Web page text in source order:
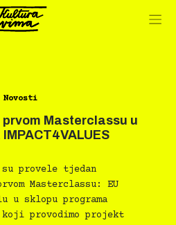
Novosti
Masterclassu u
provele tjedan
Masterclassu: EU
sklopu programa
koji provodimo projekt